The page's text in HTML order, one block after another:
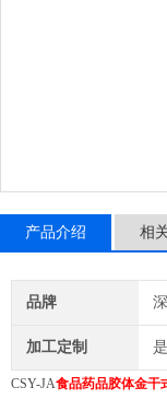
产品介绍 相
品牌
加工定制 是
CSY-JA食品药品胶体金干